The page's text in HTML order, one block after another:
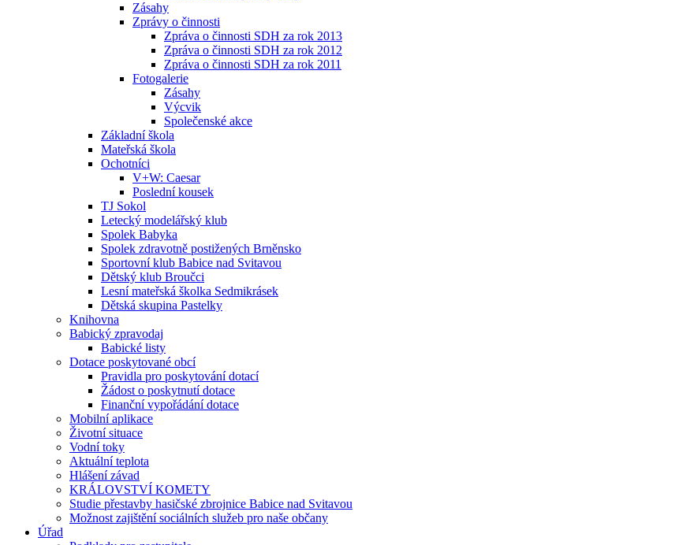
Zásahy
Zprávy o činnosti
Zpráva o činnosti SDH za rok 2013
Zpráva o činnosti SDH za rok 2012
Zpráva o činnosti SDH za rok 2011
Fotogalerie
Zásahy
Výcvik
Společenské akce
Základní škola
Mateřská škola
Ochotníci
V+W: Caesar
Poslední kousek
TJ Sokol
Letecký modelářský klub
Spolek Babyka
Spolek zdravotně postižených Brněnsko
Sportovní klub Babice nad Svitavou
Dětský klub Broučci
Lesní mateřská školka Sedmikrásek
Dětská skupina Pastelky
Knihovna
Babický zpravodaj
Babické listy
Dotace poskytované obcí
Pravidla pro poskytování dotací
Žádost o poskytnutí dotace
Finanční vypořádání dotace
Mobilní aplikace
Životní situace
Vodní toky
Aktuální teplota
Hlášení závad
KRÁLOVSTVÍ KOMETY
Studie přestavby hasičské zbrojnice Babice nad Svitavou
Možnost zajištění sociálních služeb pro naše občany
Úřad